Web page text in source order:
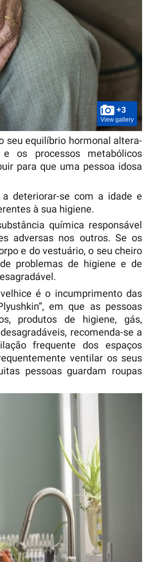
+3
View gallery
seu equilíbrio hormonal altera-
os processos metabólicos
para que uma pessoa idosa
deteriorar-se com a idade e
à sua higiene.
química responsável
adversas nos outros. Se os
e do vestuário, o seu cheiro
problemas de higiene e de
é o incumprimento das
em que as pessoas
produtos de higiene, gás,
recomenda-se a
frequente dos espaços
ventilar os seus
pessoas guardam roupas